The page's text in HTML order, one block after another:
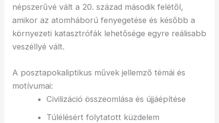
népszerűvé vált a 20. század második felétől,
amikor az atomháború fenyegetése és később a
környezeti katasztrófák lehetősége egyre reálisabb
veszéllyé vált.
A posztapokaliptikus művek jellemző témái és
motívumai:
Civilizáció összeomlása és újjáépítése
Túlélésért folytatott küzdelem